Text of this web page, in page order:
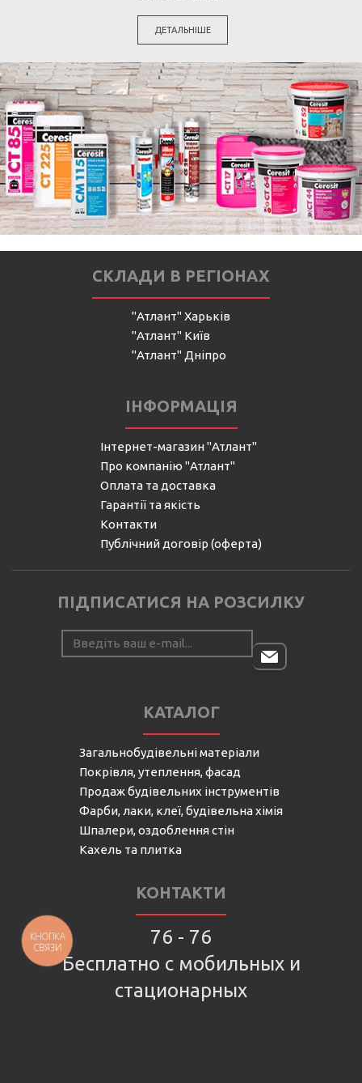
ДЕТАЛЬНІШЕ
СКЛАДИ В РЕГІОНАХ
"Атлант" Харьків
"Атлант" Київ
"Атлант" Дніпро
ІНФОРМАЦІЯ
Інтернет-магазин "Атлант"
Про компанію "Атлант"
Оплата та доставка
Гарантії та якість
Контакти
Публічний договір (оферта)
ПІДПИСАТИСЯ НА РОЗСИЛКУ
КАТАЛОГ
Загальнобудівельні матеріали
Покрівля, утеплення, фасад
Продаж будівельних інструментів
Фарби, лаки, клеї, будівельна хімія
Шпалери, оздоблення стін
Кахель та плитка
КОНТАКТИ
76 - 76
Бесплатно с мобильных и
стационарных
КНОПКА
СВЯЗИ